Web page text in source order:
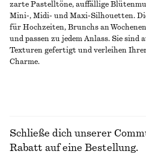
zarte Pastelltöne, auffällige
Mini-, Midi- und Maxi-Silhouetten.
für Hochzeiten, Brunchs an
und passen zu jedem Anlass. Sie sind
Texturen gefertigt und verleihen Ihrer
Charme.
Schließe dich unserer
Rabatt auf eine Bestellung.